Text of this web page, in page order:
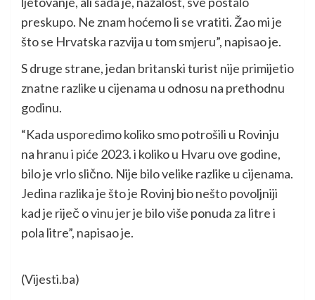
preskupo. Ne znam hoćemo li se vratiti. Žao mi je
što se Hrvatska razvija u tom smjeru”, napisao je.
S druge strane, jedan britanski turist nije primijetio
znatne razlike u cijenama u odnosu na prethodnu
godinu.
“Kada usporedimo koliko smo potrošili u Rovinju
na hranu i piće 2023. i koliko u Hvaru ove godine,
bilo je vrlo slično. Nije bilo velike razlike u cijenama.
Jedina razlika je što je Rovinj bio nešto povoljniji
kad je riječ o vinu jer je bilo više ponuda za litre i
pola litre”, napisao je.
(Vijesti.ba)